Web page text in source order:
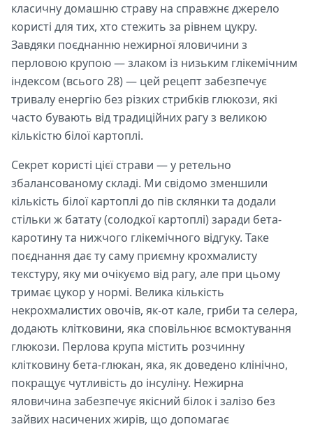
класичну домашню страву на справжнє джерело
користі для тих, хто стежить за рівнем цукру.
Завдяки поєднанню нежирної яловичини з
перловою крупою — злаком із низьким глікемічним
індексом (всього 28) — цей рецепт забезпечує
тривалу енергію без різких стрибків глюкози, які
часто бувають від традиційних рагу з великою
кількістю білої картоплі.
Секрет користі цієї страви — у ретельно
збалансованому складі. Ми свідомо зменшили
кількість білої картоплі до пів склянки та додали
стільки ж батату (солодкої картоплі) заради бета-
каротину та нижчого глікемічного відгуку. Таке
поєднання дає ту саму приємну крохмалисту
текстуру, яку ми очікуємо від рагу, але при цьому
тримає цукор у нормі. Велика кількість
некрохмалистих овочів, як-от кале, гриби та селера,
додають клітковини, яка сповільнює всмоктування
глюкози. Перлова крупа містить розчинну
клітковину бета-глюкан, яка, як доведено клінічно,
покращує чутливість до інсуліну. Нежирна
яловичина забезпечує якісний білок і залізо без
зайвих насичених жирів, що допомагає